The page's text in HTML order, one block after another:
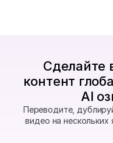
Сделайте
контент
AI
Переводите,
видео на